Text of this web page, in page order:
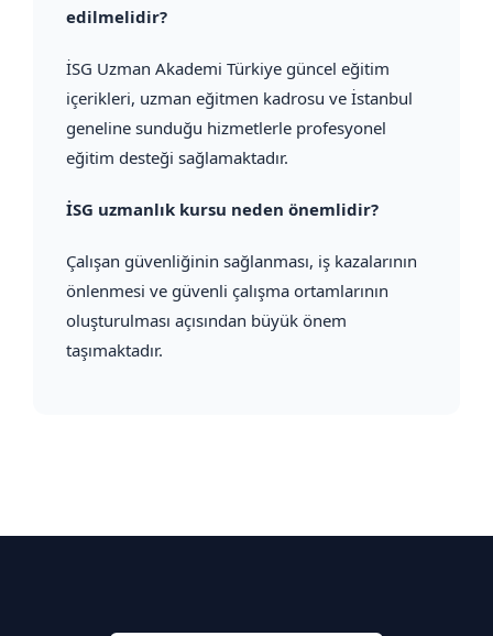
edilmelidir?
İSG Uzman Akademi Türkiye güncel eğitim
içerikleri, uzman eğitmen kadrosu ve İstanbul
geneline sunduğu hizmetlerle profesyonel
eğitim desteği sağlamaktadır.
İSG uzmanlık kursu neden önemlidir?
Çalışan güvenliğinin sağlanması, iş kazalarının
önlenmesi ve güvenli çalışma ortamlarının
oluşturulması açısından büyük önem
taşımaktadır.